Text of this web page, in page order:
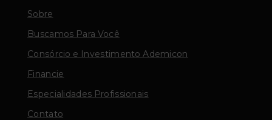
Sobre
Buscamos Para Você
Consórcio e Investimento Ademicon
Financie
Especialidades Profissionais
Contato